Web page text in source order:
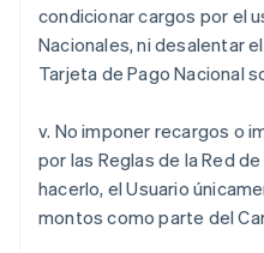
condicionar cargos por el
Nacionales, ni desalentar
Tarjeta de Pago Nacional
v. No imponer recargos o
por las Reglas de la Red
hacerlo, el Usuario
montos como parte del